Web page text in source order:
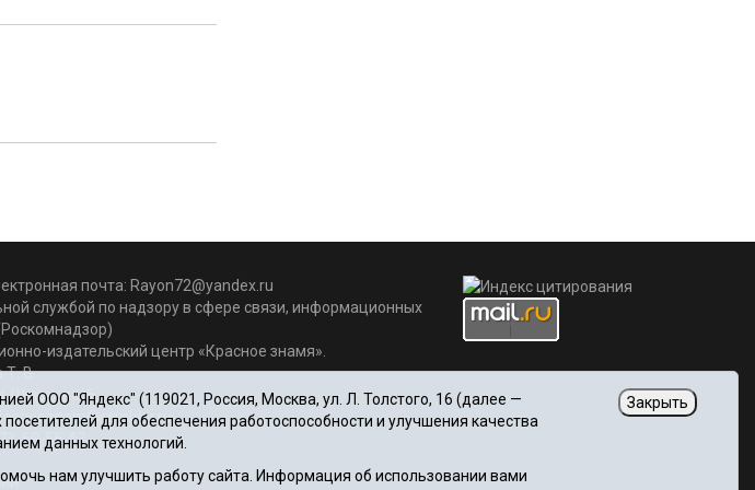
почта: Rayon72@yandex.ru
службой по надзору в сфере связи, информационных
издательский центр «Красное знамя».
Т. В.
Шишкова, 6
69-56-47
ООО "Яндекс" (119021, Россия, Москва, ул. Л. Толстого, 16 (далее —
для обеспечения работоспособности и улучшения качества
данных технологий.
нам улучшить работу сайта. Информация об использовании вами
Закрыть